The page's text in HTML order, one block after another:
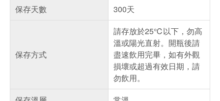
保存天數
300天
保存方式
請存放於25℃以下，勿高
溫或陽光直射。開瓶後請
盡速飲用完畢，如有外觀
損壞或超過有效日期，請
勿飲用。